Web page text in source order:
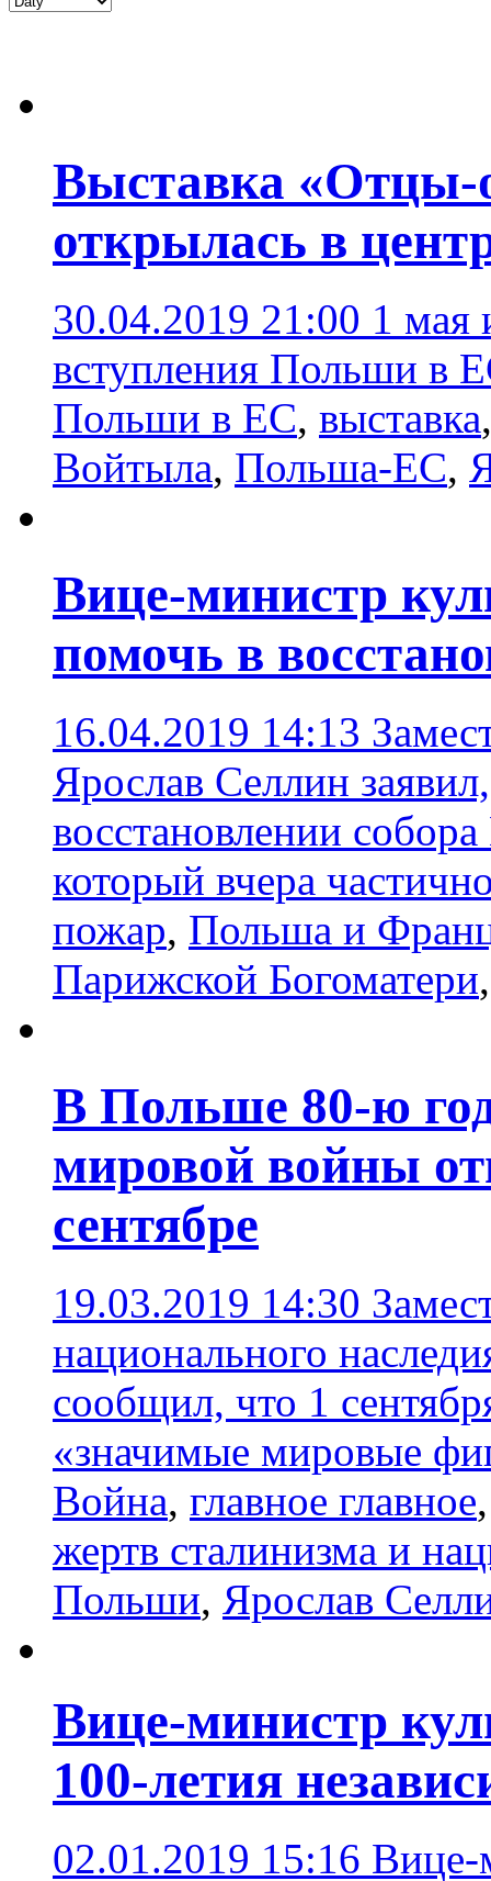
Выставка «Отцы-
открылась в
30.04.2019 21:00 1 мая
вступления Польши в
Польши в ЕС, выставка
Войтыла, Польша-ЕС,
Вице-министр
помочь в
16.04.2019 14:13
Ярослав Cеллин
восстановлении
который вчера
пожар, Польша и
Парижской Богоматери
В Польше 80-ю
мировой войны
сентябре
19.03.2019 14:30
национального
сообщил, что 1
«значимые мировые
Война, главное главное
жертв сталинизма и
Польши, Ярослав
Вице-министр
100-летия
02.01.2019 15:16 Вице-